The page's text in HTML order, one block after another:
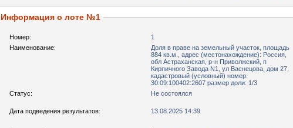
Информация о лоте №1
Номер: 1
Наименование:
Доля в праве на земельный участок, площадь
884 кв.м., адрес (местонахождение): Россия,
обл Астраханская, р-н Приволжский, п
Кирпичного Завода N1, ул Васнецова, дом 27,
кадастровый (условный) номер:
30:09:100402:2607 размер доли: 1/3
Статус: Не состоялся
Дата подведения результатов: 13.08.2025 14:39